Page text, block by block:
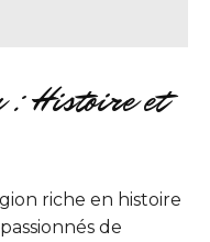
: Histoire et
riche en histoire
de